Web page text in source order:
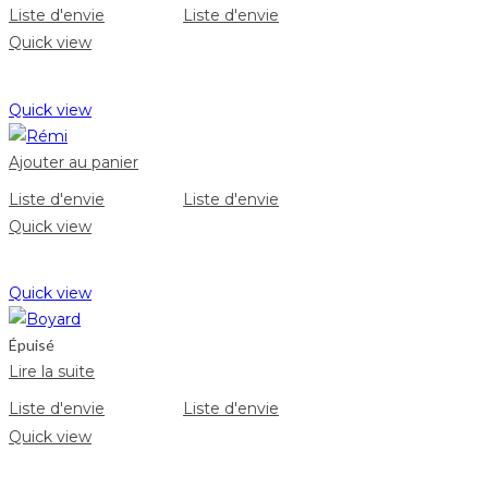
Liste d'envie
Liste d'envie
Quick view
Quick view
Ajouter au panier
Liste d'envie
Liste d'envie
Quick view
Quick view
Épuisé
Lire la suite
Liste d'envie
Liste d'envie
Quick view